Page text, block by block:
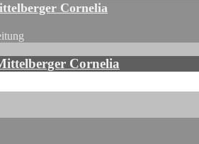
Cornelia
Cornelia